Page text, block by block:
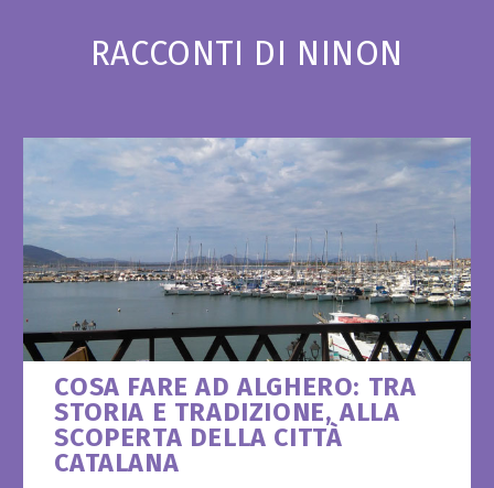
RACCONTI DI NINON
COSA FARE AD ALGHERO: TRA
STORIA E TRADIZIONE, ALLA
SCOPERTA DELLA CITTÀ
CATALANA